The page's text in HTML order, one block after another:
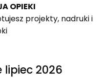
OPIEKI
projekty, nadruki i
lipiec 2026